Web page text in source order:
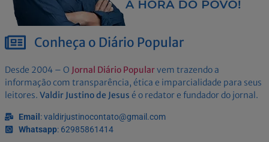
Conheça o Diário Popular
Desde 2004 – O Jornal Diário Popularvem trazendo a
informação com transparência, ética e imparcialidade para seus
leitores. Valdir Justino de Jesus é o redator e fundador do jornal.
Email : valdirjustinocontato@gmail.com
Whatsapp: 62985861414